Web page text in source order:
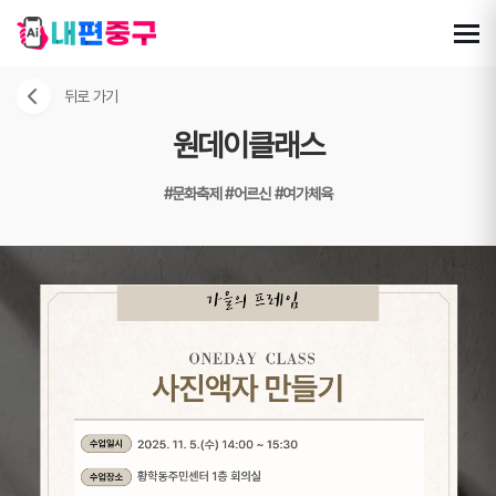
뒤로 가기
원데이클래스
#문화축제#어르신#여가체육